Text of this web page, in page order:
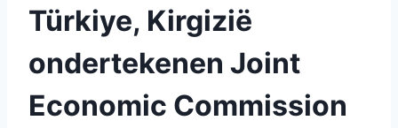
Türkiye, Kirgizië
ondertekenen Joint
Economic Commission